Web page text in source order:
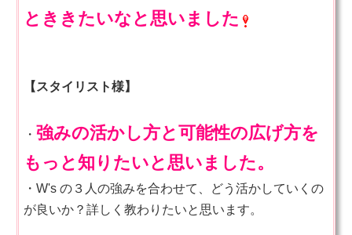
とききたいなと思いました
【スタイリスト様】
・ 強みの活かし方と可能性の広げ方を
もっと知りたいと思いました。
・W's の３人の強みを合わせて、どう活かしていくの
が良いか？詳しく教わりたいと思います。